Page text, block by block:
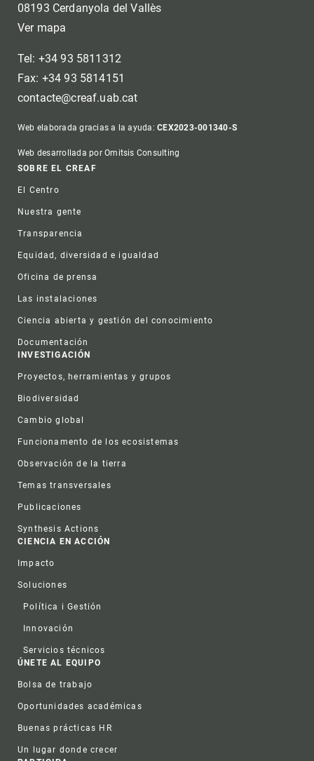
08193 Cerdanyola del Vallès
Ver mapa
Tel: +34 93 5811312
Fax: +34 93 5814151
contacte@creaf.uab.cat
Web elaborada gracias a la ayuda:CEX2023-001340-S
Web desarrollada por Omitsis Consulting
Footer
SOBRE EL CREAF
El Centro
Nuestra gente
Transparencia
Equidad, diversidad e igualdad
Oficina de prensa
Las instalaciones
Ciencia abierta y gestión del conocimiento
Documentación
INVESTIGACIÓN
Proyectos, herramientas y grupos
Biodiversidad
Cambio global
Funcionamento de los ecosistemas
Observación de la tierra
Temas transversales
Publicaciones
Synthesis Actions
CIENCIA EN ACCIÓN
Impacto
Soluciones
Política i Gestión
Innovación
Servicios técnicos
ÚNETE AL EQUIPO
Bolsa de trabajo
Oportunidades académicas
Buenas prácticas HR
Un lugar donde crecer